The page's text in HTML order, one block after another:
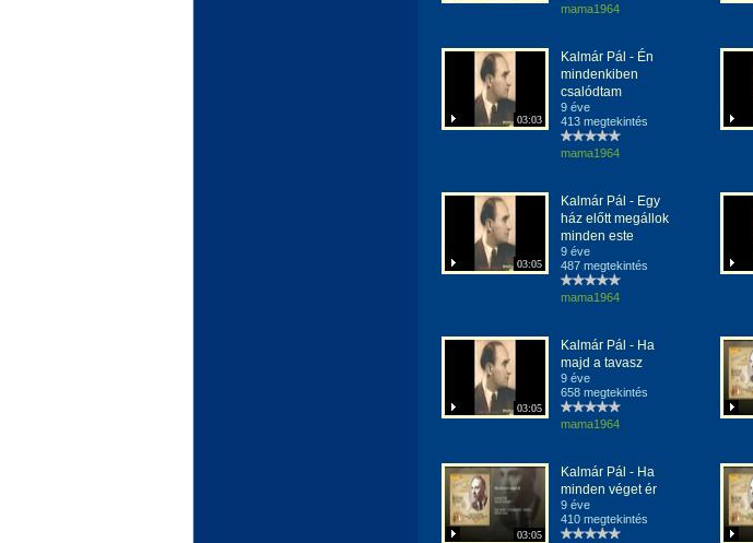
mama1964
03:03
Kalmár Pál - Én
mindenkiben
csalódtam
9 éve
413 megtekintés
mama1964
03:05
Kalmár Pál - Egy
ház előtt megállok
minden este
9 éve
487 megtekintés
mama1964
03:05
Kalmár Pál - Ha
majd a tavasz
9 éve
658 megtekintés
mama1964
03:05
Kalmár Pál - Ha
minden véget ér
9 éve
410 megtekintés